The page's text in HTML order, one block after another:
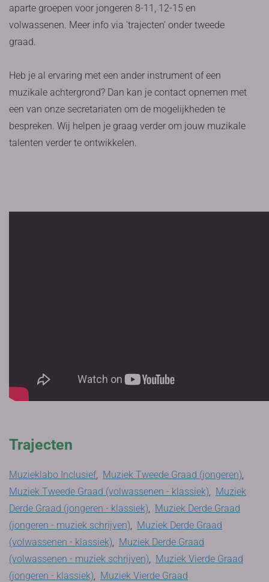
aparte groepen voor jongeren 8-11, 12-15 en
volwassenen. Meer info via 'trajecten' onder tweede
graad.
Heb je al ervaring met een ander instrument of een
muzikale achtergrond? Dan kan je contact opnemen met
een van onze secretariaten om de mogelijkheden te
bespreken. Wij helpen je graag verder om jouw muzikale
talenten verder te ontwikkelen.
Trajecten
Muzieklabo Inclusief, Muziek Tweede Graad (jongeren),
Muziek Tweede Graad (volwassenen - klassiek), Muziek
Derde Graad (jongeren - klassiek), Muziek Derde Graad
(jongeren - muziek schrijven), Muziek Derde Graad
(volwassenen - klassiek), Muziek Derde Graad
(volwassenen - muziek schrijven), Muziek Vierde Graad
(jongeren - klassiek), Muziek Vierde Graad